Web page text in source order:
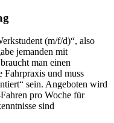
(m/f/d)“, also
jemanden mit
man einen
Fahrpraxis und muss
sein. Angeboten wird
pro Woche für
sind